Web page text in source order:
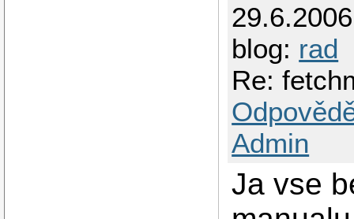
blog: rad
Re:
Admin
Ja vse